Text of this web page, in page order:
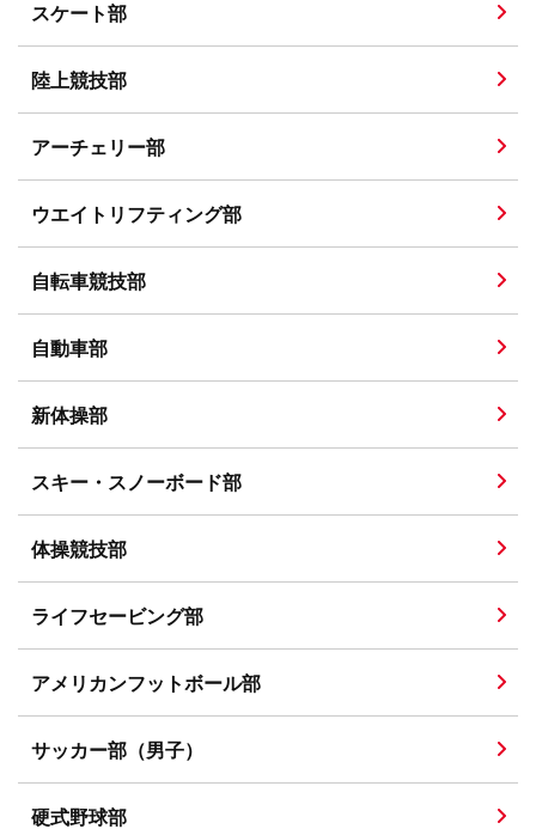
スケート部
陸上競技部
アーチェリー部
ウエイトリフティング部
自転車競技部
自動車部
新体操部
スキー・スノーボード部
体操競技部
ライフセービング部
アメリカンフットボール部
サッカー部（男子）
硬式野球部